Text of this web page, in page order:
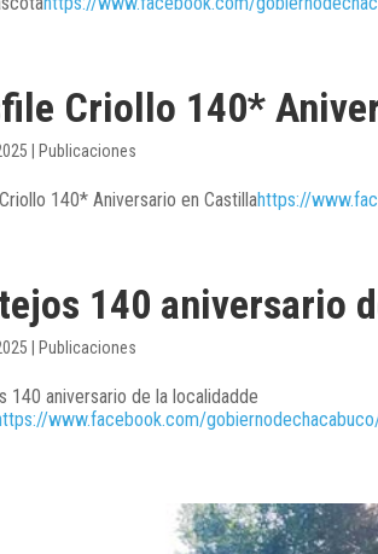
Criollo 140*
Publicaciones
140* Aniversario en Castillahttps://
140 aniversario
Publicaciones
140 aniversario de la localidadde
www.facebook.com/